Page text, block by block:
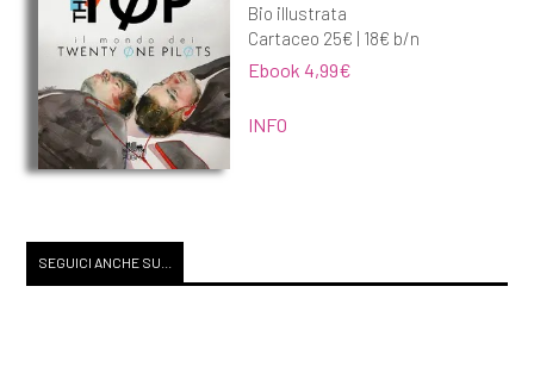
Bio illustrata
Cartaceo 25€ | 18€ b/n
Ebook 4,99€
INFO
SEGUICI ANCHE SU...